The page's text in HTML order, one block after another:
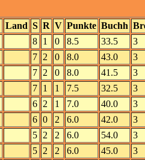
Land S R V Punkte Buchh
8 1 0 8.5 33.5
3
7 2 0 8.0 43.0
3
7 2 0 8.0 41.5
3
7 1 1 7.5 32.5
3
6 2 1 7.0 40.0
3
6 0 2 6.0 42.0
3
5 2 2 6.0 54.0
3
5 2 2 6.0 45.0
3